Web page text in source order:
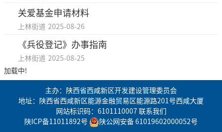
关爱基金申请材料
上林街道 2025-08-26
《兵役登记》办事指南
上林街道 2025-08-25
加载中!
主办：陕西省西咸新区开发建设管理委员会
地址：陕西省西咸新区能源金融贸易区能源路201号西咸大厦
网站标识码：6101110007 联系我们
陕ICP备11011892号
陕公网安备 61019602000052号